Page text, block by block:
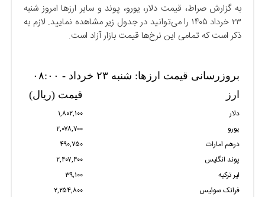
به گزارش صراط، قیمت دلار، یورو، پوند و سایر ارزها امروز شنبه
۲۳ خرداد ۱۴۰۵ را می‌توانید در جدول زیر مشاهده نمایید. لازم به
ذکر است که تمامی این نرخ‌ها قیمت بازار آزاد است.
بروزرسانی قیمت ارزها: شنبه ۲۳ خرداد - ۰۸:۰۰
ارز
قیمت (ریال)
دلار
۱,۸۰۲,۱۰۰
یورو
۲,۰۷۸,۷۰۰
درهم امارات
۴۹۰,۷۵۰
پوند انگلیس
۲,۴۰۷,۴۰۰
لیر ترکیه
۳۹,۱۰۰
فرانک سوئیس
۲,۲۵۴,۸۰۰